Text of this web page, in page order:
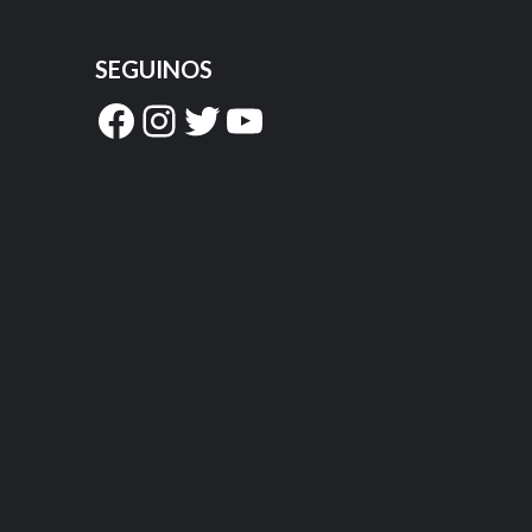
SEGUINOS
Facebook
Instagram
Twitter
YouTube